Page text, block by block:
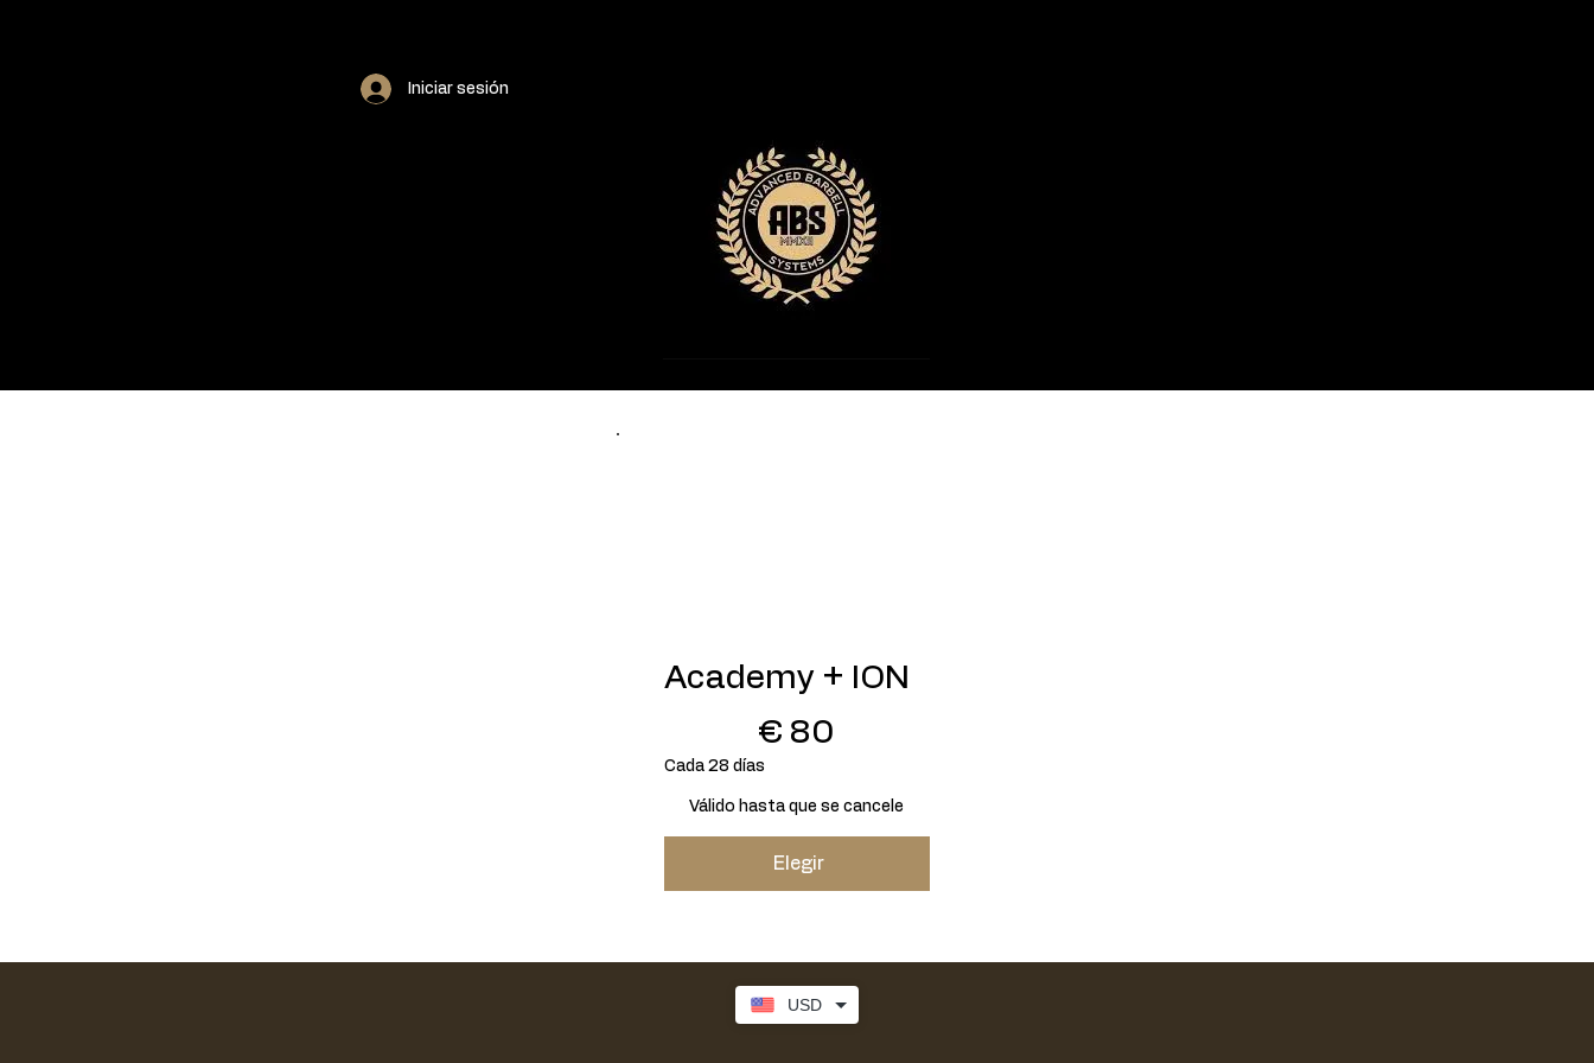
Iniciar sesión
Academy + ION
€ 80
Cada 28 días
Válido hasta que se cancele
Elegir
USD